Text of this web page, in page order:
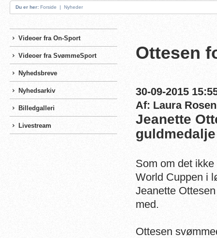
Du er her: Forside | Nyheder
Videoer fra On-Sport
Videoer fra SvømmeSport
Nyhedsbreve
Nyhedsarkiv
Billedgalleri
Livestream
Ottesen
30-09-2015
Af: Laura
Jeanette
Som om det
World Cuppen i
Jeanette
med.
Ottesen